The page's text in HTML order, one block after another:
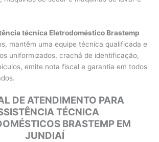
técnica Eletrodoméstico Brastemp
mantêm uma equipe técnica qualificada e
uniformizados, crachá de identificação,
emite nota fiscal e garantia em todos
DE ATENDIMENTO PARA
TÉCNICA
BRASTEMP EM
JUNDIAÍ